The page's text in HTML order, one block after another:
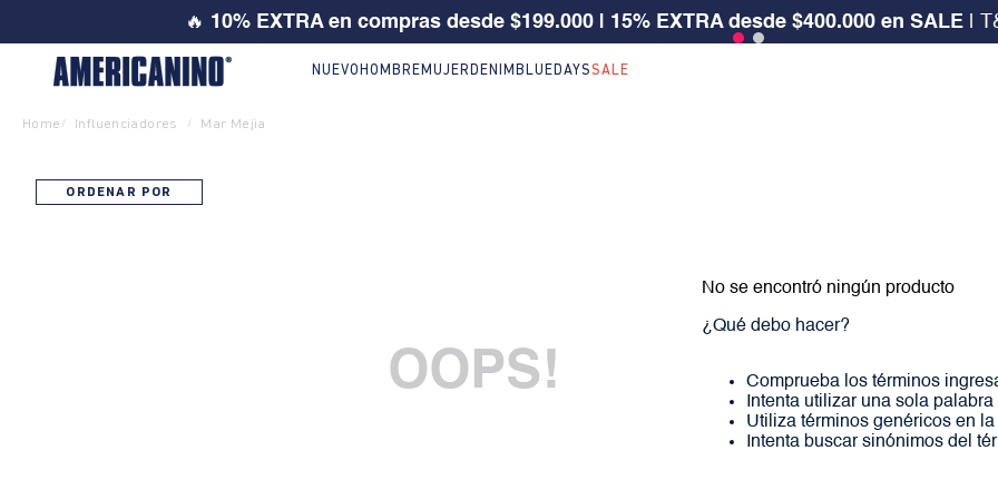
🔥 10% EXTRA en compras desde $199.000 | 15% EXTRA desde $400.000 en SALE |
NUEVO HOMBRE MUJER DENIM BLUEDAYSSALE
Home / Influenciadores / Mar Mejia
ORDENAR POR
OOPS!
No se encontró ningún producto
¿Qué debo hacer?
Comprueba los términos
Intenta utilizar una sola palabra
Utiliza términos genéricos en
Intenta buscar sinónimos del